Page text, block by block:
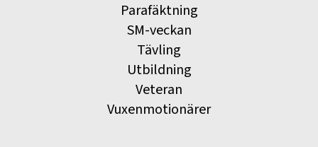
Parafäktning
SM-veckan
Tävling
Utbildning
Veteran
Vuxenmotionärer